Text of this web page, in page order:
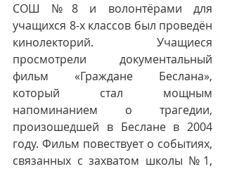
СОШ №8 и волонтёрами для
учащихся 8-х классов был проведён
кинолекторий. Учащиеся
просмотрели документальный
фильм «Граждане Беслана»,
который стал мощным
напоминанием о трагедии,
произошедшей в Беслане в 2004
году. Фильм повествует о событиях,
связанных с захватом школы №1,